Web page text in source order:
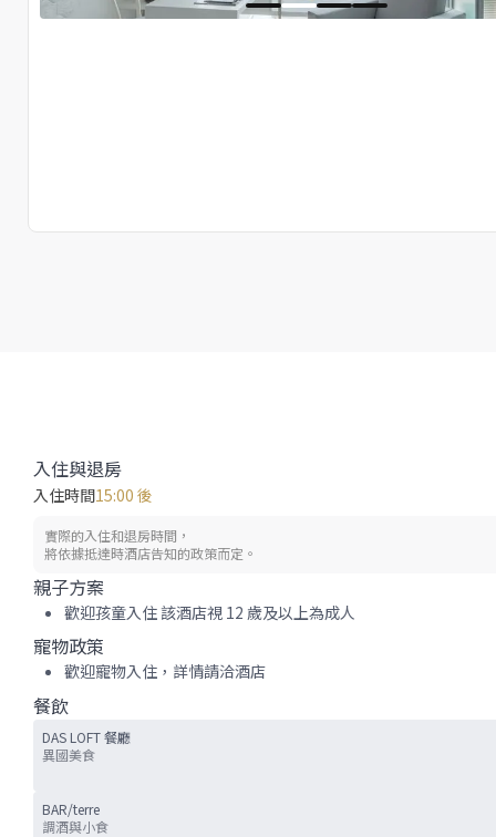
入住與退房
入住時間15:00 後
實際的入住和退房時間，
將依據抵達時酒店告知的政策而定。
親子方案
歡迎孩童入住 該酒店視 12 歲及以上為成人
寵物政策
歡迎寵物入住，詳情請洽酒店
餐飲
DAS LOFT 餐廳
異國美食
BAR/terre
調酒與小食